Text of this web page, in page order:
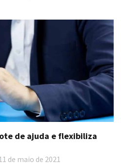
de ajuda e flexibiliza
de maio de 2021